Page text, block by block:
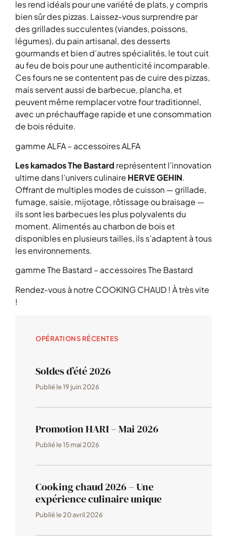
les rend idéals pour une variété de plats, y compris
bien sûr des pizzas. Laissez-vous surprendre par
des grillades succulentes (viandes, poissons,
légumes), du pain artisanal, des desserts
gourmands et bien d’autres spécialités, le tout cuit
au feu de bois pour une authenticité incomparable.
Ces fours ne se contentent pas de cuire des pizzas,
mais servent aussi de barbecue, plancha, et
peuvent même remplacer votre four traditionnel,
avec un préchauffage rapide et une consommation
de bois réduite.
gamme ALFA – accessoires ALFA
Les kamados The Bastard représentent l’innovation
ultime dans l’univers culinaire HERVE GEHIN.
Offrant de multiples modes de cuisson — grillade,
fumage, saisie, mijotage, rôtissage ou braisage —
ils sont les barbecues les plus polyvalents du
moment. Alimentés au charbon de bois et
disponibles en plusieurs tailles, ils s’adaptent à tous
les environnements.
gamme The Bastard – accessoires The Bastard
Rendez-vous à notre COOKING CHAUD ! À très vite
!
OPÉRATIONS RÉCENTES
Soldes d’été 2026
Publié le19 juin 2026
Promotion HARI – Mai 2026
Publié le15 mai 2026
Cooking chaud 2026 – Une
expérience culinaire unique
Publié le20 avril 2026